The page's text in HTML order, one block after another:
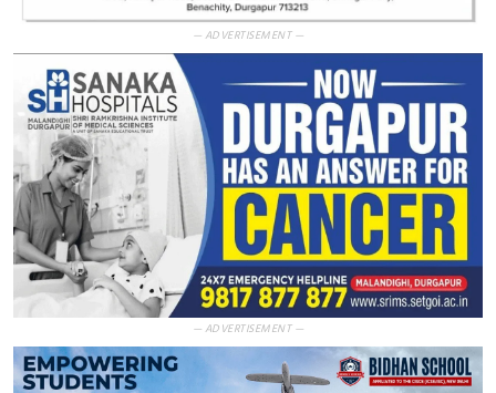
— ADVERTISEMENT —
— ADVERTISEMENT —